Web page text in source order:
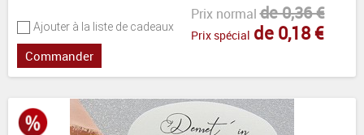
Ajouter à la liste de cadeaux
Prix normal de 0,36 €
Prix spécial de 0,18 €
Commander